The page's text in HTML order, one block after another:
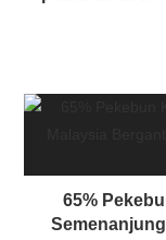
65%